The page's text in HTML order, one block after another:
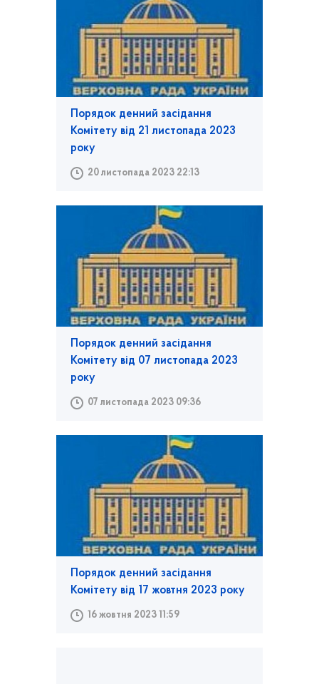
Порядок денний засідання
Комітету від 21 листопада 2023
року
20 листопада 2023 22:13
Порядок денний засідання
Комітету від 07 листопада 2023
року
07 листопада 2023 09:36
Порядок денний засідання
Комітету від 17 жовтня 2023 року
16 жовтня 2023 11:59